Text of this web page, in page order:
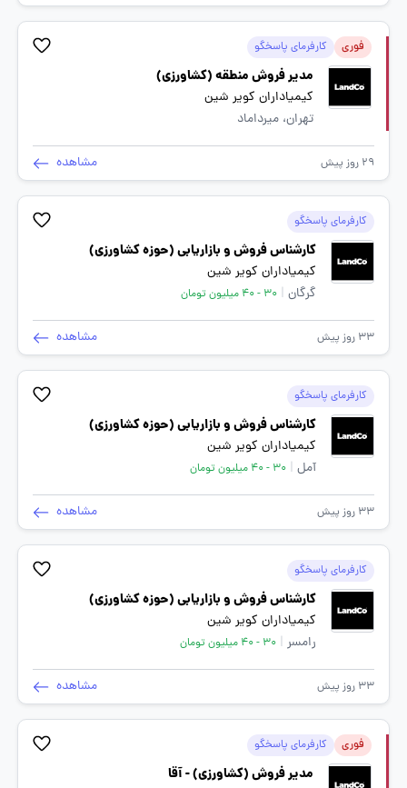
فوری کارفرمای پاسخگو
مدیر فروش منطقه (کشاورزی)
کیمیاداران کویر شین
تهران، میرداماد
29 روز پیش مشاهده
کارفرمای پاسخگو
کارشناس فروش و بازاریابی (حوزه کشاورزی)
کیمیاداران کویر شین
گرگان | 30 - 40 میلیون تومان
33 روز پیش مشاهده
کارفرمای پاسخگو
کارشناس فروش و بازاریابی (حوزه کشاورزی)
کیمیاداران کویر شین
آمل | 30 - 40 میلیون تومان
33 روز پیش مشاهده
کارفرمای پاسخگو
کارشناس فروش و بازاریابی (حوزه کشاورزی)
کیمیاداران کویر شین
رامسر | 30 - 40 میلیون تومان
33 روز پیش مشاهده
فوری کارفرمای پاسخگو
مدیر فروش (کشاورزی) - آقا